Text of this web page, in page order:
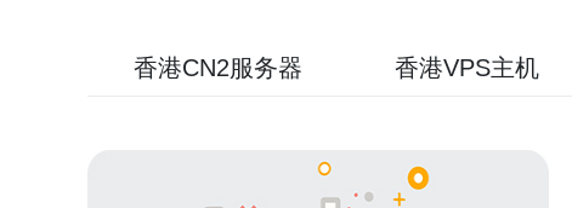
香港CN2服务器 香港VPS主机